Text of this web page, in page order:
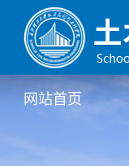
网站首页